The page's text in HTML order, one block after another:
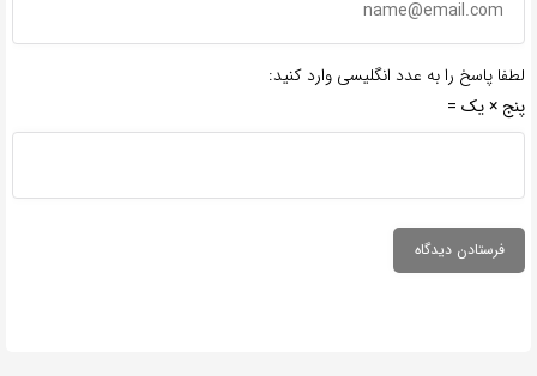
لطفا پاسخ را به عدد انگلیسی وارد کنید:
پنج × یک =